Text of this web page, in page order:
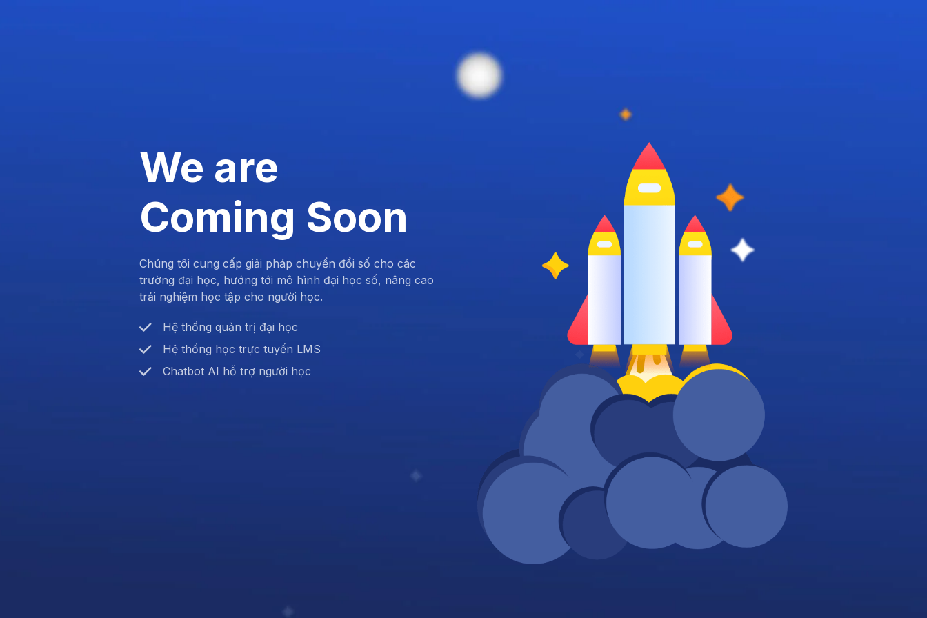
We are
Coming Soon
Chúng tôi cung cấp giải pháp chuyển đổi số cho các
trường đại học, hướng tới mô hình đại học số, nâng cao
trải nghiệm học tập cho người học.
Hệ thống quản trị đại học
Hệ thống học trực tuyến LMS
Chatbot AI hỗ trợ người học